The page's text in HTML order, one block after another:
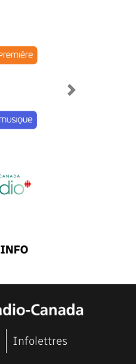
Next
Infolettres